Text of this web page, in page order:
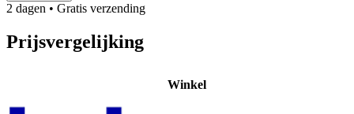
2 dagen • Gratis verzending
Prijsvergelijking
Winkel